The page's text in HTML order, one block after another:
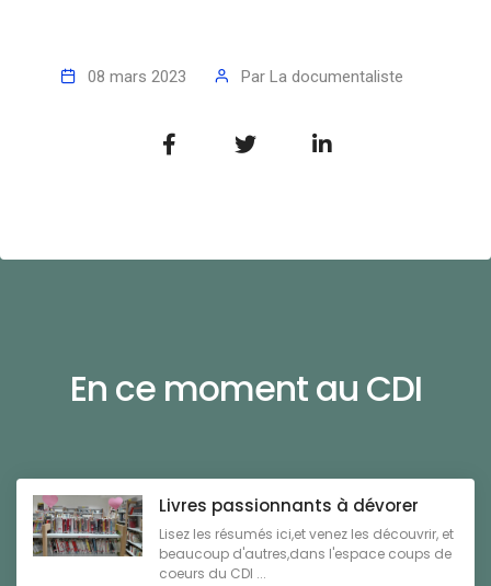
08 mars 2023 Par La documentaliste
En ce moment au CDI
Livres passionnants à dévorer
Lisez les résumés ici,et venez les découvrir, et
beaucoup d'autres,dans l'espace coups de
coeurs du CDI ...